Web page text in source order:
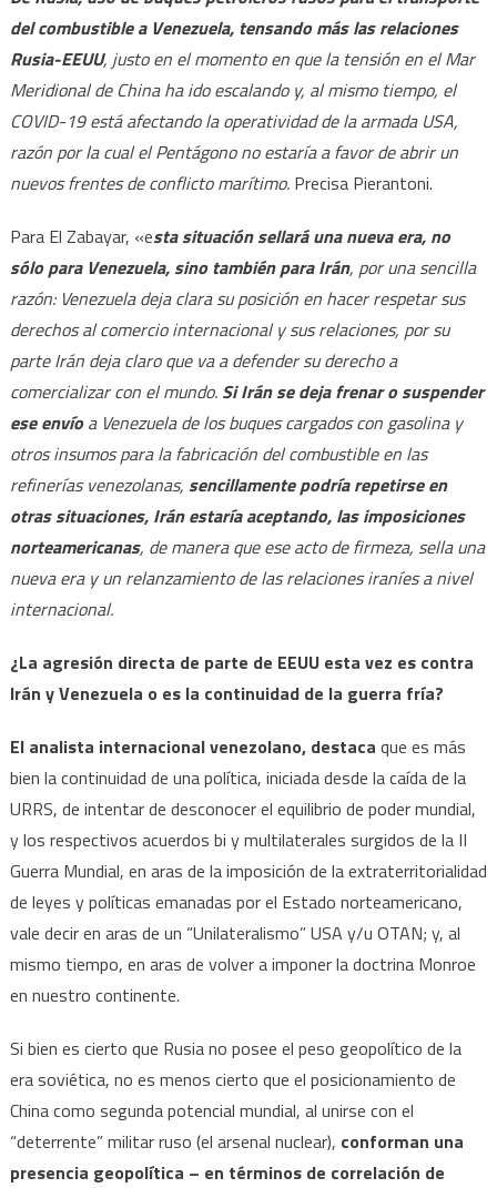
del combustible a Venezuela, tensando más las relaciones
Rusia-EEUU, justo en el momento en que la tensión en el Mar
Meridional de China ha ido escalando y, al mismo tiempo, el
COVID-19 está afectando la operatividad de la armada USA,
razón por la cual el Pentágono no estaría a favor de abrir un
nuevos frentes de conflicto marítimo.Precisa Pierantoni.
Para El Zabayar, «esta situación sellará una nueva era, no
sólo para Venezuela, sino también para Irán, por una sencilla
razón: Venezuela deja clara su posición en hacer respetar sus
derechos al comercio internacional y sus relaciones, por su
parte Irán deja claro que va a defender su derecho a
comercializar con el mundo. Si Irán se deja frenar o suspender
ese envíoa Venezuela de los buques cargados con gasolina y
otros insumos para la fabricación del combustible en las
refinerías venezolanas, sencillamente podría repetirse en
otras situaciones, Irán estaría aceptando, las imposiciones
norteamericanas, de manera que ese acto de firmeza, sella una
nueva era y un relanzamiento de las relaciones iraníes a nivel
internacional.
¿La agresión directa de parte de EEUU esta vez es contra
Irán y Venezuela o es la continuidad de la guerra fría?
El analista internacional venezolano, destaca que es más
bien la continuidad de una política, iniciada desde la caída de la
URRS, de intentar de desconocer el equilibrio de poder mundial,
y los respectivos acuerdos bi y multilaterales surgidos de la II
Guerra Mundial, en aras de la imposición de la extraterritorialidad
de leyes y políticas emanadas por el Estado norteamericano,
vale decir en aras de un “Unilateralismo” USA y/u OTAN; y, al
mismo tiempo, en aras de volver a imponer la doctrina Monroe
en nuestro continente.
Si bien es cierto que Rusia no posee el peso geopolítico de la
era soviética, no es menos cierto que el posicionamiento de
China como segunda potencial mundial, al unirse con el
“deterrente” militar ruso (el arsenal nuclear), conforman una
presencia geopolítica – en términos de correlación de